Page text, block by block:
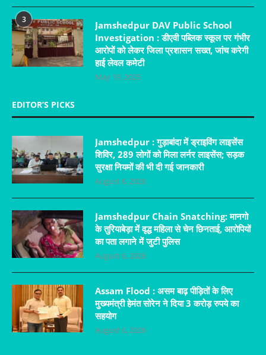
3
Jamshedpur DAV Public School
Investigation : डीएवी पब्लिक स्कूल पर गंभीर
आरोपों को लेकर जिला प्रशासन सख्त, जांच करेगी
हाई लेवल कमेटी
May 19, 2025
EDITOR’S PICKS
Jamshedpur : गुड़ाबांदा में ड्राइविंग लाइसेंस
शिविर, 289 लोगों को मिला लर्नर लाइसेंस; सड़क
सुरक्षा नियमों की भी दी गई जानकारी
August 6, 2026
Jamshedpur Chain Snatching: मानगो
के तुरियाबेड़ा में वृद्ध महिला से चेन छिनताई, आरोपियों
का पता लगाने में जुटी पुलिस
August 6, 2026
Assam Flood : असम बाढ़ पीड़ितों के लिए
मुख्यमंत्री हेमंत सोरेन ने दिया 3 करोड़ रुपये का
सहयोग
August 6, 2026